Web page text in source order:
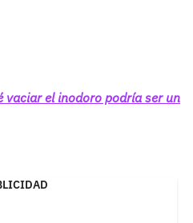
vaciar el inodoro podría ser un